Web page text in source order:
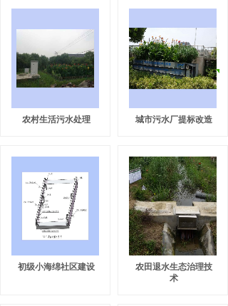
农村生活污水处理 城市污水厂提标改造
初级小海绵社区建设
农田退水生态治理技
术